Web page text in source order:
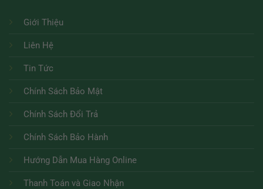
Giới Thiệu
Liên Hệ
Tin Tức
Chính Sách Bảo Mật
Chính Sách Đổi Trả
Chính Sách Bảo Hành
Hướng Dẫn Mua Hàng Online
Thanh Toán và Giao Nhận